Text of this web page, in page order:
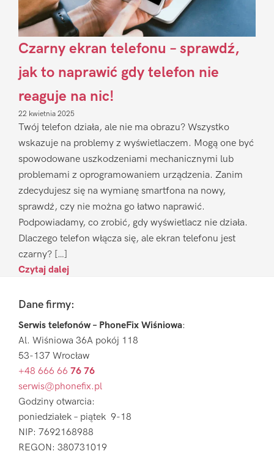
Czarny ekran telefonu – sprawdź,
jak to naprawić gdy telefon nie
reaguje na nic!
22 kwietnia 2025
Twój telefon działa, ale nie ma obrazu? Wszystko
wskazuje na problemy z wyświetlaczem. Mogą one być
spowodowane uszkodzeniami mechanicznymi lub
problemami z oprogramowaniem urządzenia. Zanim
zdecydujesz się na wymianę smartfona na nowy,
sprawdź, czy nie można go łatwo naprawić.
Podpowiadamy, co zrobić, gdy wyświetlacz nie działa.
Dlaczego telefon włącza się, ale ekran telefonu jest
czarny? […]
Czytaj dalej
FooterDane firmy:
Serwis telefonów – PhoneFix Wiśniowa:
Al. Wiśniowa 36A pokój 118
53-137 Wrocław
+48 666 66 76 76
serwis@phonefix.pl
Godziny otwarcia:
poniedziałek – piątek 9-18
NIP: 7692168988
REGON: 380731019